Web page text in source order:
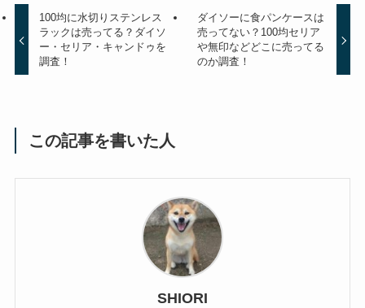
100均に水切りステンレス
ラックは売ってる？ダイソ
ー・セリア・キャンドゥを
調査！
ダイソーに食パンケースは
売ってない？100均セリア
や無印などどこに売ってる
のか調査！
この記事を書いた人
SHIORI